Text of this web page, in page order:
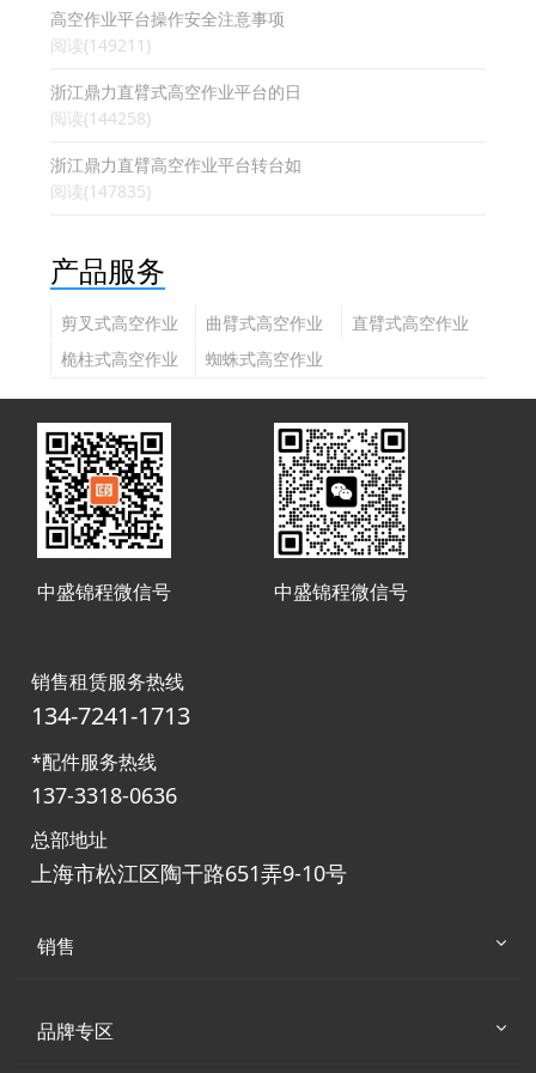
高空作业平台操作安全注意事项
阅读(149211)
浙江鼎力直臂式高空作业平台的日
阅读(144258)
浙江鼎力直臂高空作业平台转台如
阅读(147835)
产品服务
剪叉式高空作业
平台
曲臂式高空作业
平台
直臂式高空作业
桅柱式高空作业
蜘蛛式高空作业
中盛锦程微信号 中盛锦程微信号
销售租赁服务热线
134-7241-1713
*配件服务热线
137-3318-0636
总部地址
上海市松江区陶干路651弄9-10号
销售
品牌专区